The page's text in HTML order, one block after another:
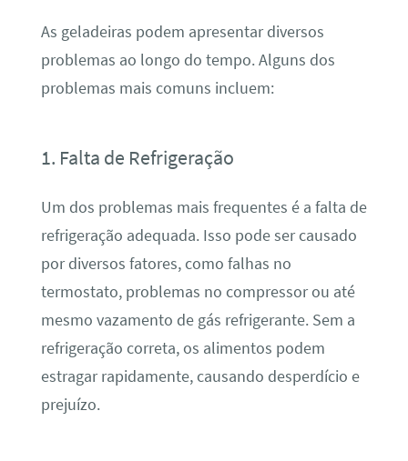
As geladeiras podem apresentar diversos
problemas ao longo do tempo. Alguns dos
problemas mais comuns incluem:
1. Falta de Refrigeração
Um dos problemas mais frequentes é a falta de
refrigeração adequada. Isso pode ser causado
por diversos fatores, como falhas no
termostato, problemas no compressor ou até
mesmo vazamento de gás refrigerante. Sem a
refrigeração correta, os alimentos podem
estragar rapidamente, causando desperdício e
prejuízo.